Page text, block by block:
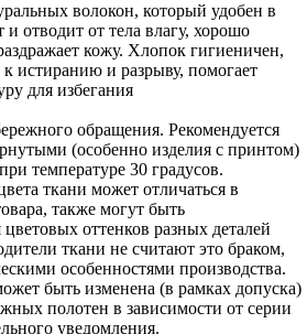
волокон, который удобен в
отводит от тела влагу, хорошо
кожу. Хлопок гигиеничен,
истиранию и разрыву, помогает
для избегания
обращения. Рекомендуется
(особенно изделия с принтом)
температуре 30 градусов.
ткани может отличаться в
также могут быть
оттенков разных деталей
ткани не считают это браком,
особенностями производства.
быть изменена (в рамках допуска)
полотен в зависимости от серии
уведомления.